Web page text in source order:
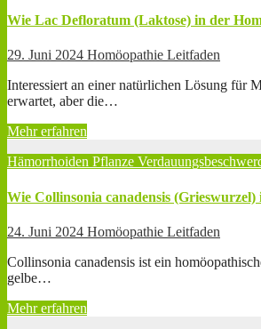
Wie Lac Defloratum (Laktose) in der
29. Juni 2024 Homöopathie Leitfaden
Interessiert an einer natürlichen Lösung für
erwartet, aber die…
Mehr erfahren
Hämorrhoiden Pflanze
Wie Collinsonia canadensis
24. Juni 2024 Homöopathie Leitfaden
Collinsonia canadensis ist ein
gelbe…
Mehr erfahren